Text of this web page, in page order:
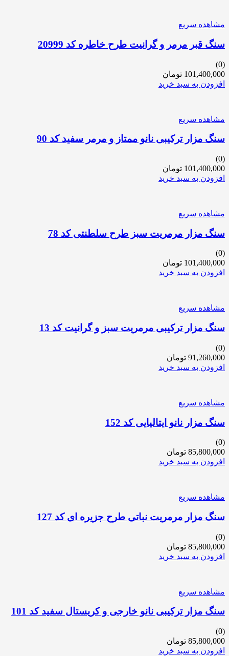
مشاهده سریع
سنگ قبر مرمر و گرانیت طرح خاطره کد 20999
(0)
101,400,000 تومان
افزودن به سبد خرید
مشاهده سریع
سنگ مزار ترکیبی نانو ممتاز و مرمر سفید کد 90
(0)
101,400,000 تومان
افزودن به سبد خرید
مشاهده سریع
سنگ مزار مرمریت سبز طرح سلطنتی کد 78
(0)
101,400,000 تومان
افزودن به سبد خرید
مشاهده سریع
سنگ مزار ترکیبی مرمریت سبز و گرانیت کد 13
(0)
91,260,000 تومان
افزودن به سبد خرید
مشاهده سریع
سنگ مزار نانو ایتالیایی کد 152
(0)
85,800,000 تومان
افزودن به سبد خرید
مشاهده سریع
سنگ مزار مرمریت نباتی طرح جزیره ای کد 127
(0)
85,800,000 تومان
افزودن به سبد خرید
مشاهده سریع
سنگ مزار ترکیبی نانو خارجی و کریستال سفید کد 101
(0)
85,800,000 تومان
افزودن به سبد خرید